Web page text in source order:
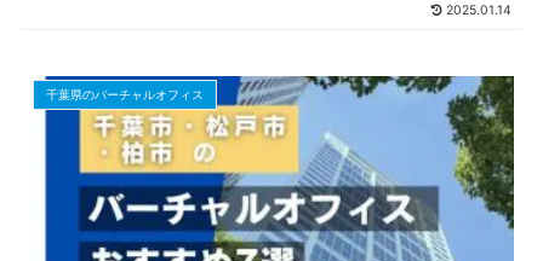
2025.01.14
千葉県のバーチャルオフィス